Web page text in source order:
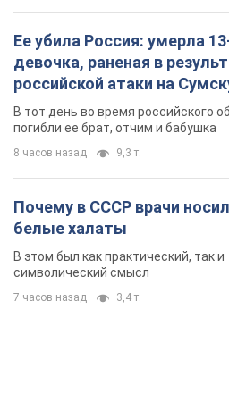
Почему в СССР врачи
белые халаты
В этом был как практический, так и
символический смысл
7 часов назад 3,4 т.